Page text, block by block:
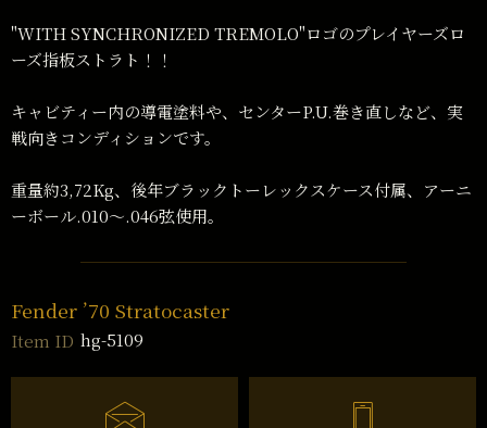
"WITH SYNCHRONIZED TREMOLO"ロゴのプレイヤーズロ
ーズ指板ストラト！！
キャビティー内の導電塗料や、センターP.U.巻き直しなど、実
戦向きコンディションです。
重量約3,72Kg、後年ブラックトーレックスケース付属、アーニ
ーボール.010〜.046弦使用。
Fender ’70 Stratocaster
Item ID hg-5109